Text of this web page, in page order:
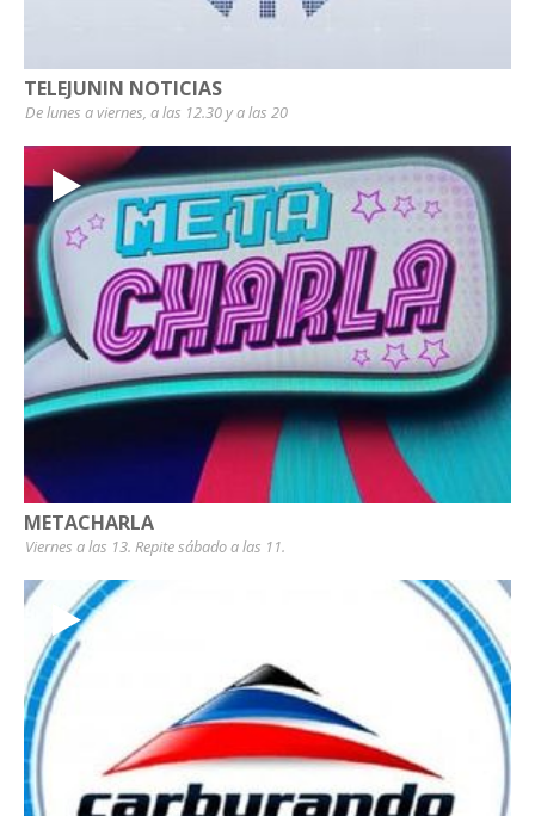
TELEJUNIN NOTICIAS
De lunes a viernes, a las 12.30 y a las 20
METACHARLA
Viernes a las 13. Repite sábado a las 11.